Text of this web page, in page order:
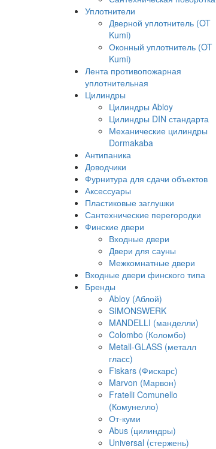
Уплотнители
Дверной уплотнитель (OT
Kumi)
Оконный уплотнитель (OT
Kumi)
Лента противопожарная
уплотнительная
Цилиндры
Цилиндры Abloy
Цилиндры DIN стандарта
Механические цилиндры
Dormakaba
Антипаника
Доводчики
Фурнитура для сдачи объектов
Аксессуары
Пластиковые заглушки
Сантехнические перегородки
Финские двери
Входные двери
Двери для сауны
Межкомнатные двери
Входные двери финского типа
Бренды
Abloy (Аблой)
SIMONSWERK
MANDELLI (манделли)
Colombo (Коломбо)
Metall-GLASS (металл
гласс)
Fiskars (Фискарс)
Marvon (Марвон)
Fratelli Comunello
(Комунелло)
От-куми
Abus (цилиндры)
Universal (стержень)